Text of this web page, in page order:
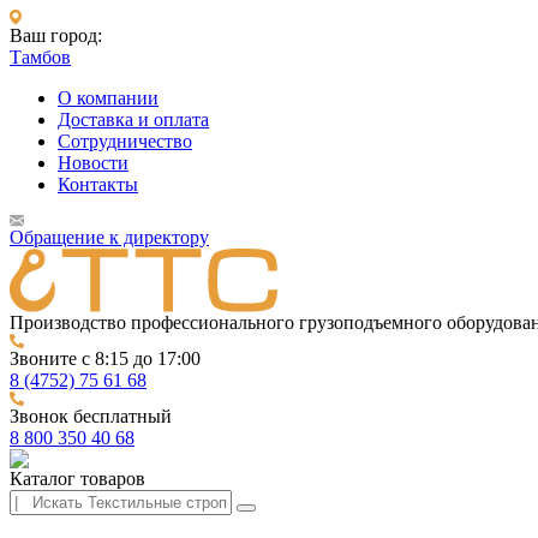
Ваш город:
Тамбов
О компании
Доставка и оплата
Сотрудничество
Новости
Контакты
Обращение к директору
Производство профессионального грузоподъемного
Звоните с 8:15 до 17:00
8 (4752) 75 61 68
Звонок бесплатный
8 800 350 40 68
Каталог товаров